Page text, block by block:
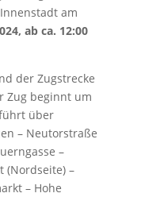
am
ab ca. 12:00
der Zugstrecke
Zug beginnt um
über
– Neutorstraße
–
(Nordseite) –
– Hohe